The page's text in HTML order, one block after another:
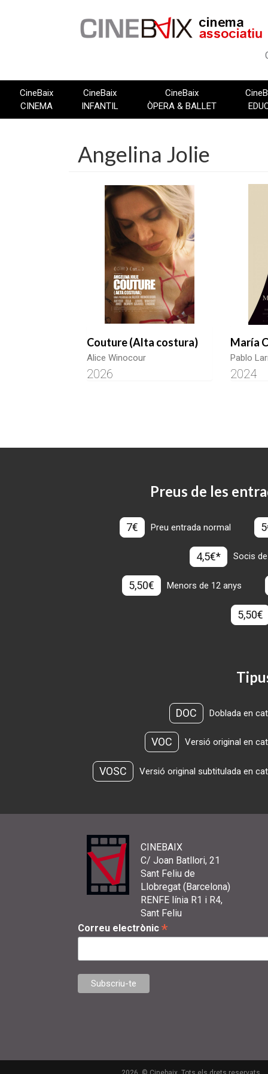
CineBaix
CINEMA
CineBaix
INFANTIL
CineBaix
ÒPERA & BALLET
Angelina Jolie
Couture (Alta costura)
Alice Winocour
2026
María
Pablo
2024
Preus de les
7€ Preu entrada normal
4,5€* Socis
5,50€ Menors de 12 anys
5,50€
DOC Doblada en
VOC Versió original en
VOSC Versió original subtitulada en
CINEBAIX
C/ Joan Batllori, 21
Sant Feliu de
Llobregat (Barcelona)
RENFE línia R1 i R4,
Sant Feliu
Correu electrònic *